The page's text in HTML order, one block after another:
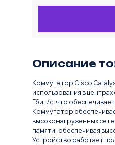
Описание
Коммутатор Cisco
использования в
Гбит/с, что
Коммутатор
высоконагруженных
памяти, обеспечивая
Устройство работает